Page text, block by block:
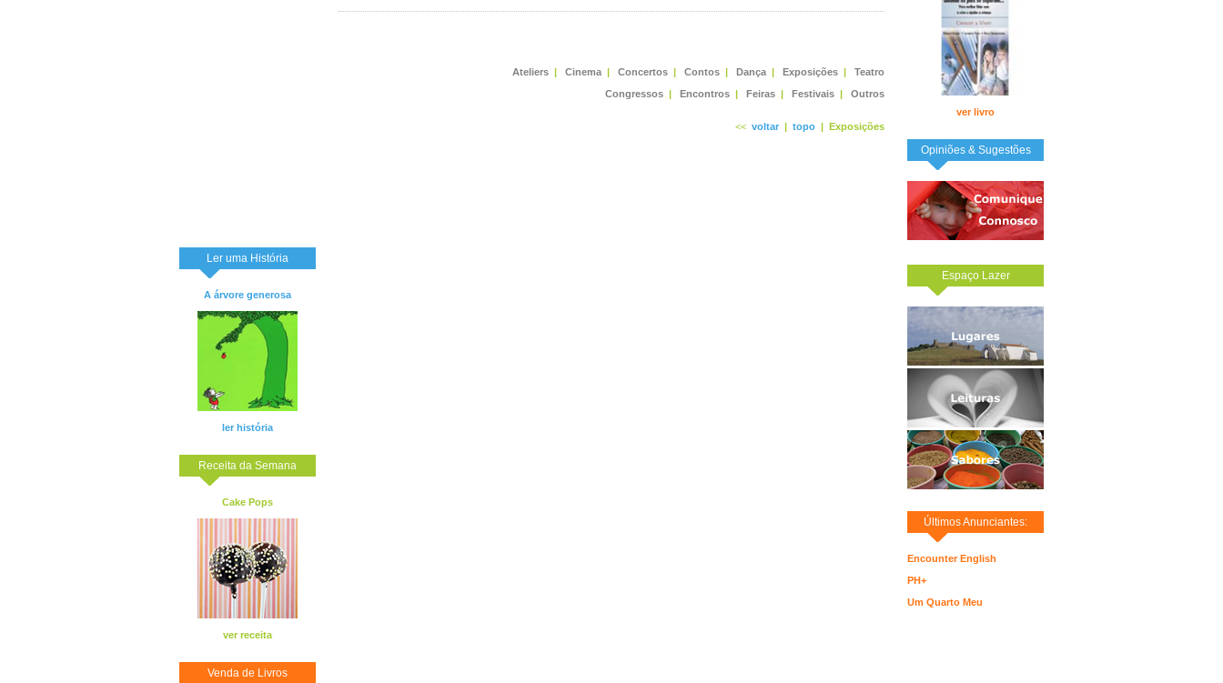
Ler uma História
A árvore generosa
ler história
Receita da Semana
Cake Pops
ver receita
Venda de Livros
ver livro
Opiniões & Sugestões
Espaço Lazer
Últimos Anunciantes:
Encounter English
PH+
Um Quarto Meu
Ateliers | Cinema | Concertos | Contos | Dança | Exposições |
Teatro
Congressos | Encontros | Feiras | Festivais | Outros
<< voltar | topo | Exposições